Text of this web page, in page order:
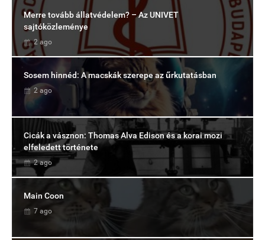
Merre tovább állatvédelem? – Az UNIVET
sajtóközleménye
2 ago
Sosem hinnéd: A macskák szerepe az űrkutatásban
2 ago
Cicák a vásznon: Thomas Alva Edison és a korai mozi
elfeledett története
2 ago
Main Coon
7 ago